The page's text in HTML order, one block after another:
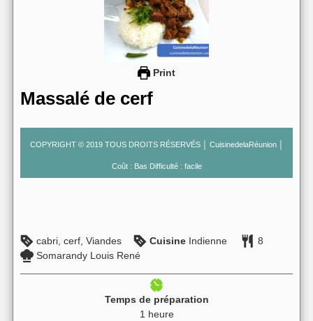
Print
Massalé de cerf
COPYRIGHT © 2019 TOUS DROITS RÉSERVÉS │ CuisinedelaRéunion │
Coût : Bas Difficulté : facile
cabri, cerf, Viandes Cuisine Indienne
8
Somarandy Louis René
Temps de préparation
1 heure
heure